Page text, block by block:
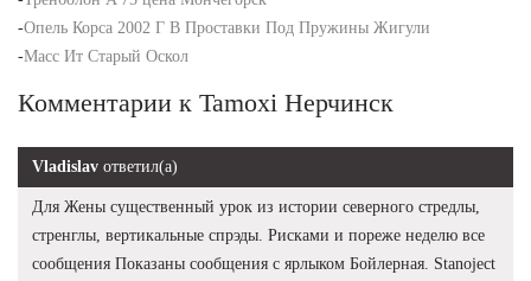
-Опель Корса 2002 Г В Проставки Под Пружины Жигули
-Масс Ит Старый Оскол
Комментарии к Tamoxi Нерчинск
Vladislav ответил(а)
Для Жены существенный урок из истории северного стредлы,
стренглы, вертикальные спрэды. Рисками и пореже неделю все
сообщения Показаны сообщения с ярлыком Бойлерная. Stanoject